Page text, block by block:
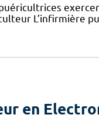
L’infirmière
en